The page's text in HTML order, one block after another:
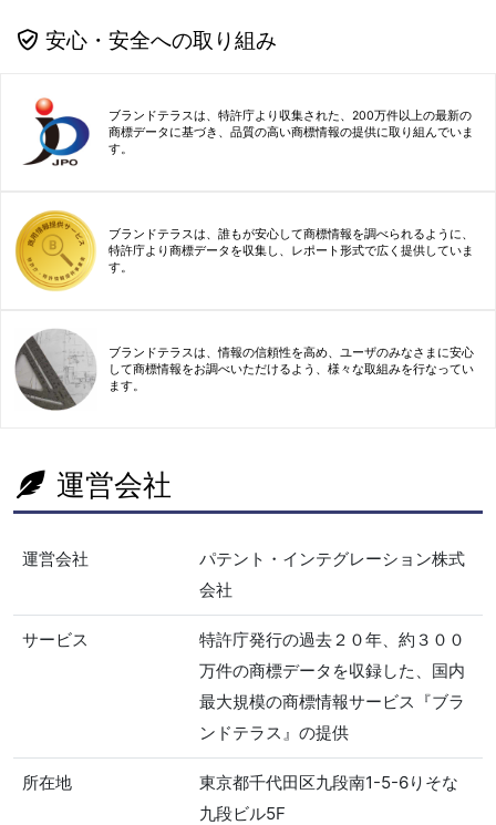
安心・安全への取り組み
ブランドテラスは、特許庁より収集された、200万件以上の最新の
商標データに基づき、品質の高い商標情報の提供に取り組んでいま
す。
ブランドテラスは、誰もが安心して商標情報を調べられるように、
特許庁より商標データを収集し、レポート形式で広く提供していま
す。
ブランドテラスは、情報の信頼性を高め、ユーザのみなさまに安心
して商標情報をお調べいただけるよう、様々な取組みを行なってい
ます。
運営会社
運営会社
パテント・インテグレーション株式
会社
サービス
特許庁発行の過去２０年、約３００
万件の商標データを収録した、国内
最大規模の商標情報サービス『ブラ
ンドテラス』の提供
所在地
東京都千代田区九段南1-5-6りそな
九段ビル5F